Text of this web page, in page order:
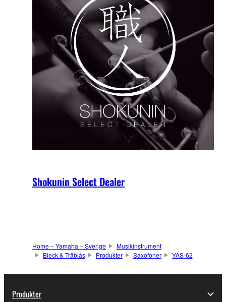
Shokunin Select Dealer
Home – Yamaha – Sverige
Musikinstrument
Bleck & Träblås
Produkter Saxofoner YAS-62
Produkter